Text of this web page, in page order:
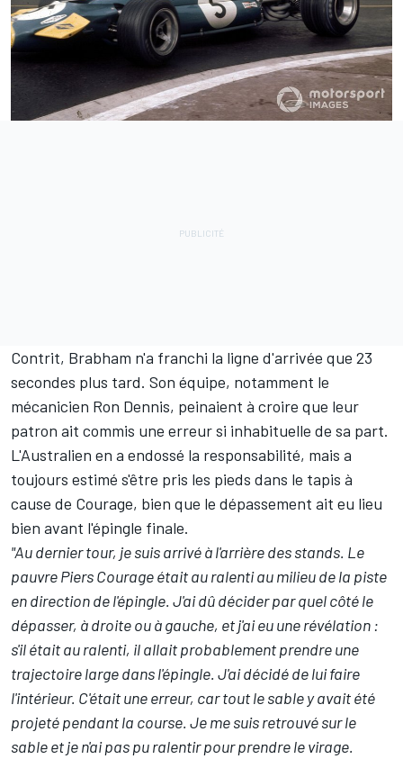
Contrit, Brabham n'a franchi la ligne d'arrivée que 23
secondes plus tard. Son équipe, notamment le
mécanicien Ron Dennis, peinaient à croire que leur
patron ait commis une erreur si inhabituelle de sa part.
L'Australien en a endossé la responsabilité, mais a
toujours estimé s'être pris les pieds dans le tapis à
cause de Courage, bien que le dépassement ait eu lieu
bien avant l'épingle finale.
"Au dernier tour, je suis arrivé à l'arrière des stands. Le
pauvre Piers Courage était au ralenti au milieu de la piste
en direction de l'épingle. J'ai dû décider par quel côté le
dépasser, à droite ou à gauche, et j'ai eu une révélation :
s'il était au ralenti, il allait probablement prendre une
trajectoire large dans l'épingle. J'ai décidé de lui faire
l'intérieur. C'était une erreur, car tout le sable y avait été
projeté pendant la course. Je me suis retrouvé sur le
sable et je n'ai pas pu ralentir pour prendre le virage.